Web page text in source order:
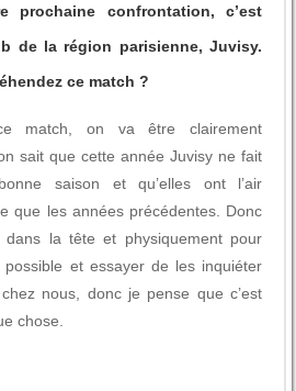
prochaine confrontation, c’est
de la région parisienne, Juvisy.
ce match ?
match, on va être clairement
sait que cette année Juvisy ne fait
saison et qu’elles ont l’air
que les années précédentes. Donc
la tête et physiquement pour
et essayer de les inquiéter
nous, donc je pense que c’est
chose.